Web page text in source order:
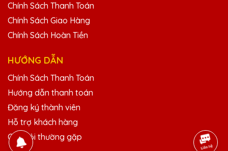
cậy!
Hoàng Thị Xuân
Lần đầu tiên mình đặt hàng tại Quà Tặng
và thiết kế sản phẩm. Chắc chắn sẽ quay lại
đặt thêm trong tương lai.
Phạm Văn Hùng
Chính Sách Thanh Toán
Chính Sách Giao Hàng
Chính Sách Hoàn Tiền
HƯỚNG DẪN
Chính Sách Thanh Toán
Hướng dẫn thanh toán
Đăng ký thành viên
Hỗ trợ khách hàng
Câu hỏi thường gặp